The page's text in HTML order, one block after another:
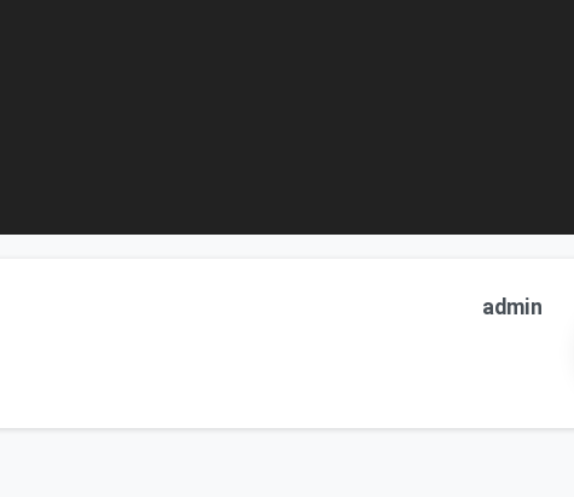
admin